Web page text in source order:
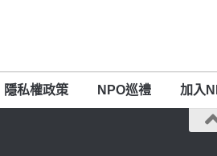
隱私權政策 NPO巡禮 加入